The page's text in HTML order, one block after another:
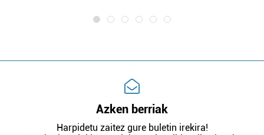
Azken berriak
Harpidetu zaitez gure buletin irekira!